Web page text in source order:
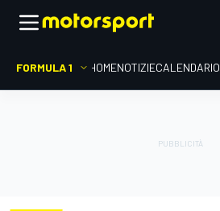
FORMULA 1 HOMENOTIZIECALENDARIO